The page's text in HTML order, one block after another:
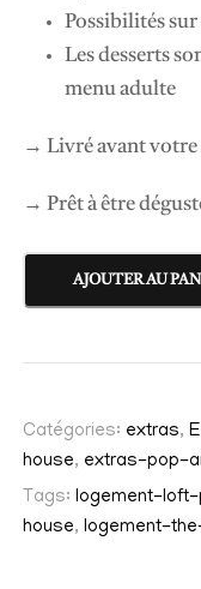
Possibilités
Les desserts
menu adulte
→ Livré avant votre
→ Prêt à être
u
n
i
t
é
d
AJOUTER AU
Catégories: extras,
house, extras-pop-
Tags: logement-
house, logement-